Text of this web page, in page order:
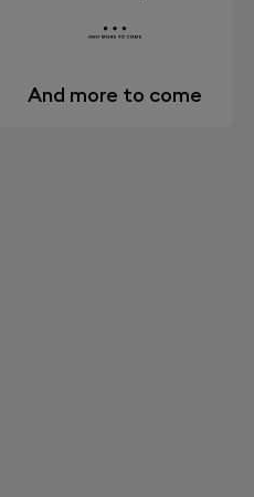
And more to come